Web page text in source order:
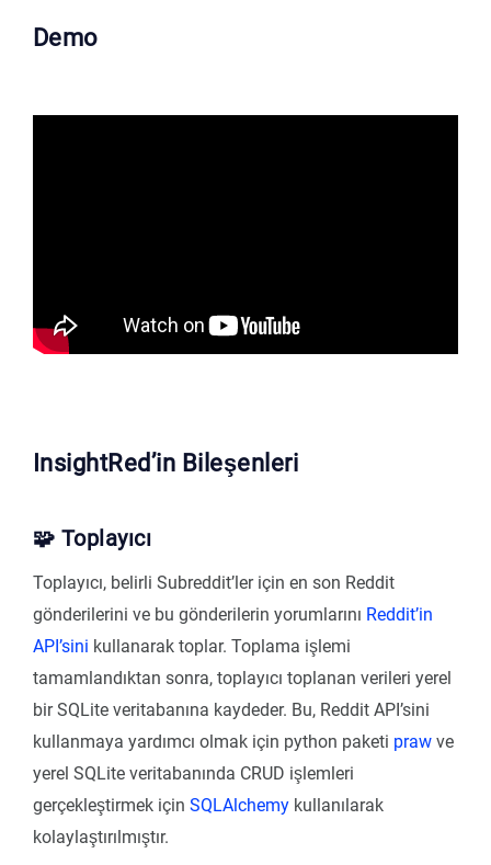
Demo
InsightRed’in Bileşenleri
🧩 Toplayıcı
Toplayıcı, belirli Subreddit’ler için en son Reddit
gönderilerini ve bu gönderilerin yorumlarını Reddit’in
API’sini kullanarak toplar. Toplama işlemi
tamamlandıktan sonra, toplayıcı toplanan verileri yerel
bir SQLite veritabanına kaydeder. Bu, Reddit API’sini
kullanmaya yardımcı olmak için python paketi praw ve
yerel SQLite veritabanında CRUD işlemleri
gerçekleştirmek için SQLAlchemy kullanılarak
kolaylaştırılmıştır.